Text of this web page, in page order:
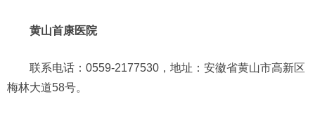
黄山首康医院
联系电话：0559-2177530，地址：安徽省黄山市高新区
梅林大道58号。